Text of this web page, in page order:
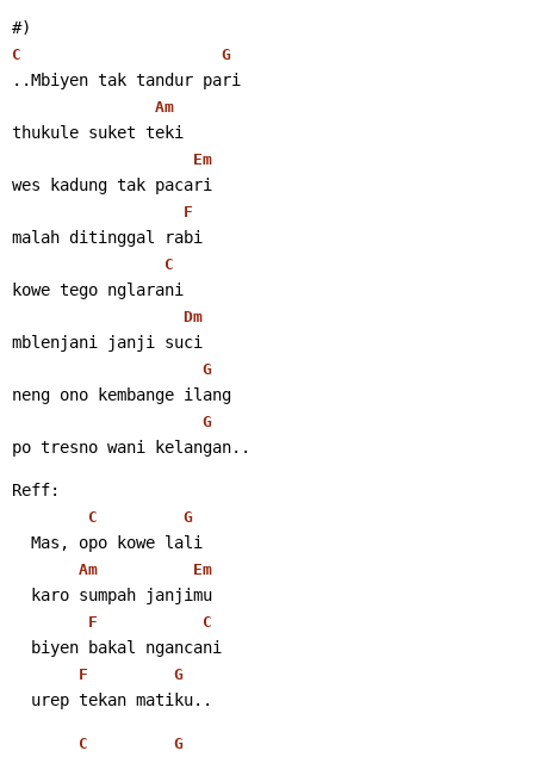
#)
C G
..Mbiyen tak tandur pari
Am
thukule suket teki
Em
wes kadung tak pacari
F
malah ditinggal rabi
C
kowe tego nglarani
Dm
mblenjani janji suci
G
neng ono kembange ilang
G
po tresno wani kelangan..
Reff:
C G
  Mas, opo kowe lali
Am Em
  karo sumpah janjimu
F C
  biyen bakal ngancani
F G
  urep tekan matiku..
C G